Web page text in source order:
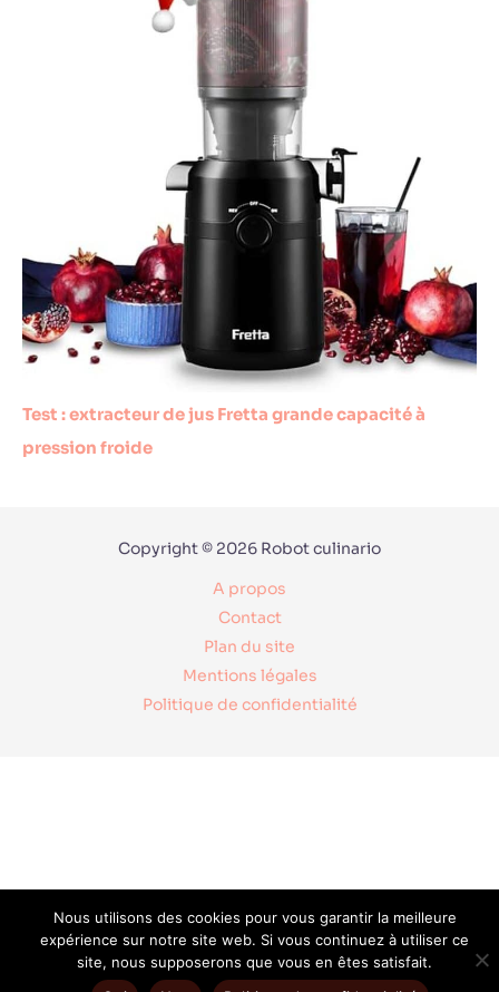
Test : extracteur de jus Fretta grande capacité à
pression froide
Copyright © 2026 Robot culinario
A propos
Contact
Plan du site
Mentions légales
Politique de confidentialité
Nous utilisons des cookies pour vous garantir la meilleure
expérience sur notre site web. Si vous continuez à utiliser ce
site, nous supposerons que vous en êtes satisfait.